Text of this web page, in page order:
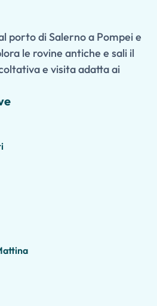
porto di Salerno a Pompei e
le rovine antiche e sali il
e visita adatta ai